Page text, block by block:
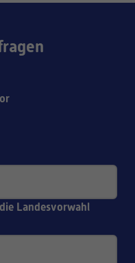
Landesvorwahl